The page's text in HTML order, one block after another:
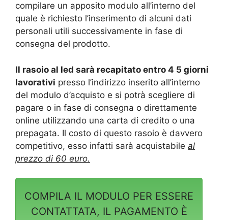
compilare un apposito modulo all’interno del
quale è richiesto l’inserimento di alcuni dati
personali utili successivamente in fase di
consegna del prodotto.
Il rasoio al led sarà recapitato entro 4 5 giorni
lavorativi presso l’indirizzo inserito all’interno
del modulo d’acquisto e si potrà scegliere di
pagare o in fase di consegna o direttamente
online utilizzando una carta di credito o una
prepagata. Il costo di questo rasoio è davvero
competitivo, esso infatti sarà acquistabile al
prezzo di 60 euro.
COMPILA IL MODULO PER ESSERE
CONTATTATA, IL PAGAMENTO È